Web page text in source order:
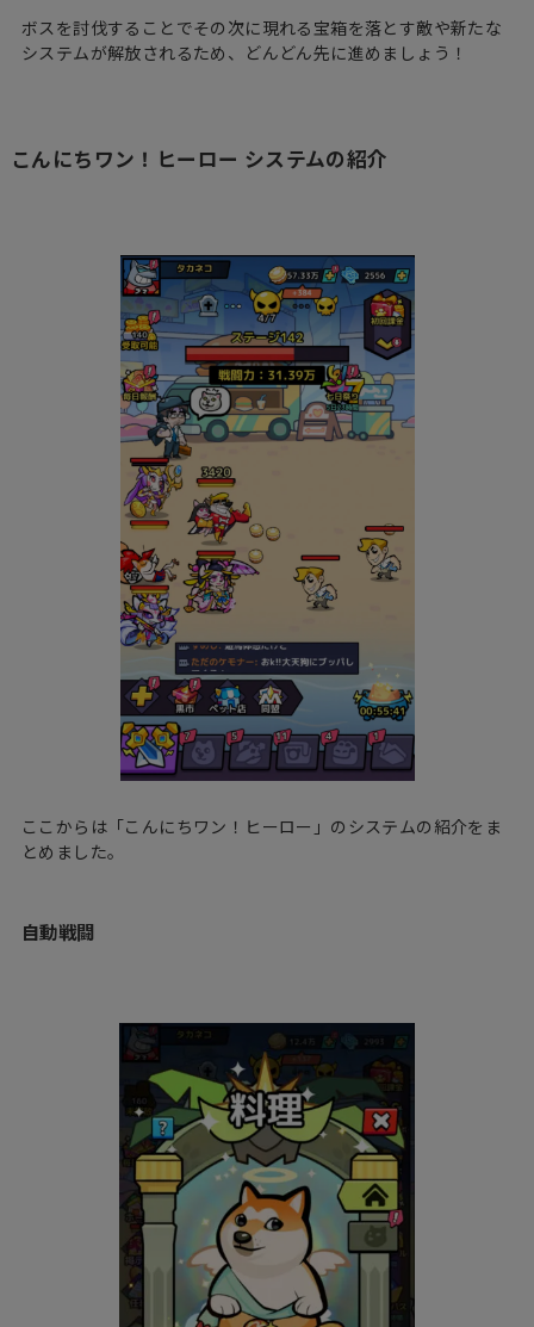
ボスを討伐することでその次に現れる宝箱を落とす敵や新たな
システムが解放されるため、どんどん先に進めましょう！
こんにちワン！ヒーロー システムの紹介
ここからは「こんにちワン！ヒーロー」のシステムの紹介をま
とめました。
自動戦闘